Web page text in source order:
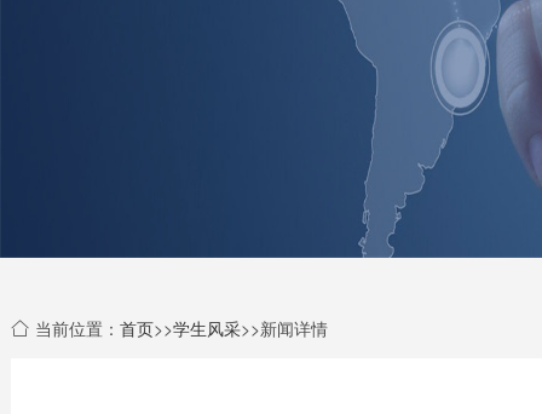
当前位置： 首页>>学生风采>>新闻详情